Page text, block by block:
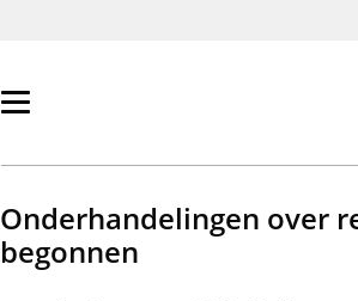
Primair
tonen/verbergen
Onderhandelingen over
begonnen